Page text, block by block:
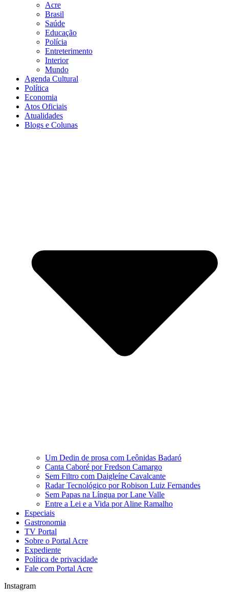
Acre
Brasil
Saúde
Educação
Polícia
Entreterimento
Interior
Mundo
Agenda Cultural
Política
Economia
Atos Oficiais
Atualidades
Blogs e Colunas
Um Dedin de prosa com Leônidas Badaró
Canta Caboré por Fredson Camargo
Sem Filtro com Daigleíne Cavalcante
Radar Tecnológico por Robison Luiz Fernandes
Sem Papas na Língua por Lane Valle
Entre a Lei e a Vida por Aline Ramalho
Especiais
Gastronomia
TV Portal
Sobre o Portal Acre
Expediente
Política de privacidade
Fale com Portal Acre
Instagram